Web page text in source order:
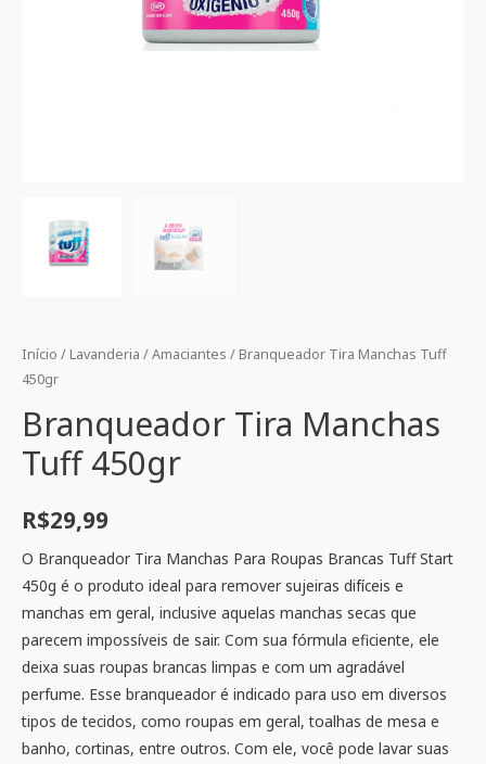
Início / Lavanderia /Amaciantes / Branqueador Tira Manchas Tuff
450gr
Branqueador Tira Manchas
Tuff 450gr
R$29,99
O Branqueador Tira Manchas Para Roupas Brancas Tuff Start
450g é o produto ideal para remover sujeiras difíceis e
manchas em geral, inclusive aquelas manchas secas que
parecem impossíveis de sair. Com sua fórmula eficiente, ele
deixa suas roupas brancas limpas e com um agradável
perfume. Esse branqueador é indicado para uso em diversos
tipos de tecidos, como roupas em geral, toalhas de mesa e
banho, cortinas, entre outros. Com ele, você pode lavar suas